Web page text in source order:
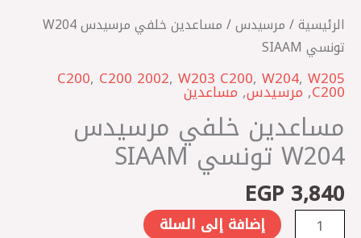
الرئيسية/ مرسيدس
/ مساعدين خلفي مرسيدس W204
تونسي SIAAM
C200, C200 2002, W203 C200, W204, W205
C200
, مرسيدس,مساعدين
مساعدين خلفي مرسيدس
W204 تونسي SIAAM
EGP 3,840
خلفي
مرسيدس
W204
تونسي
إضافة إلى السلة